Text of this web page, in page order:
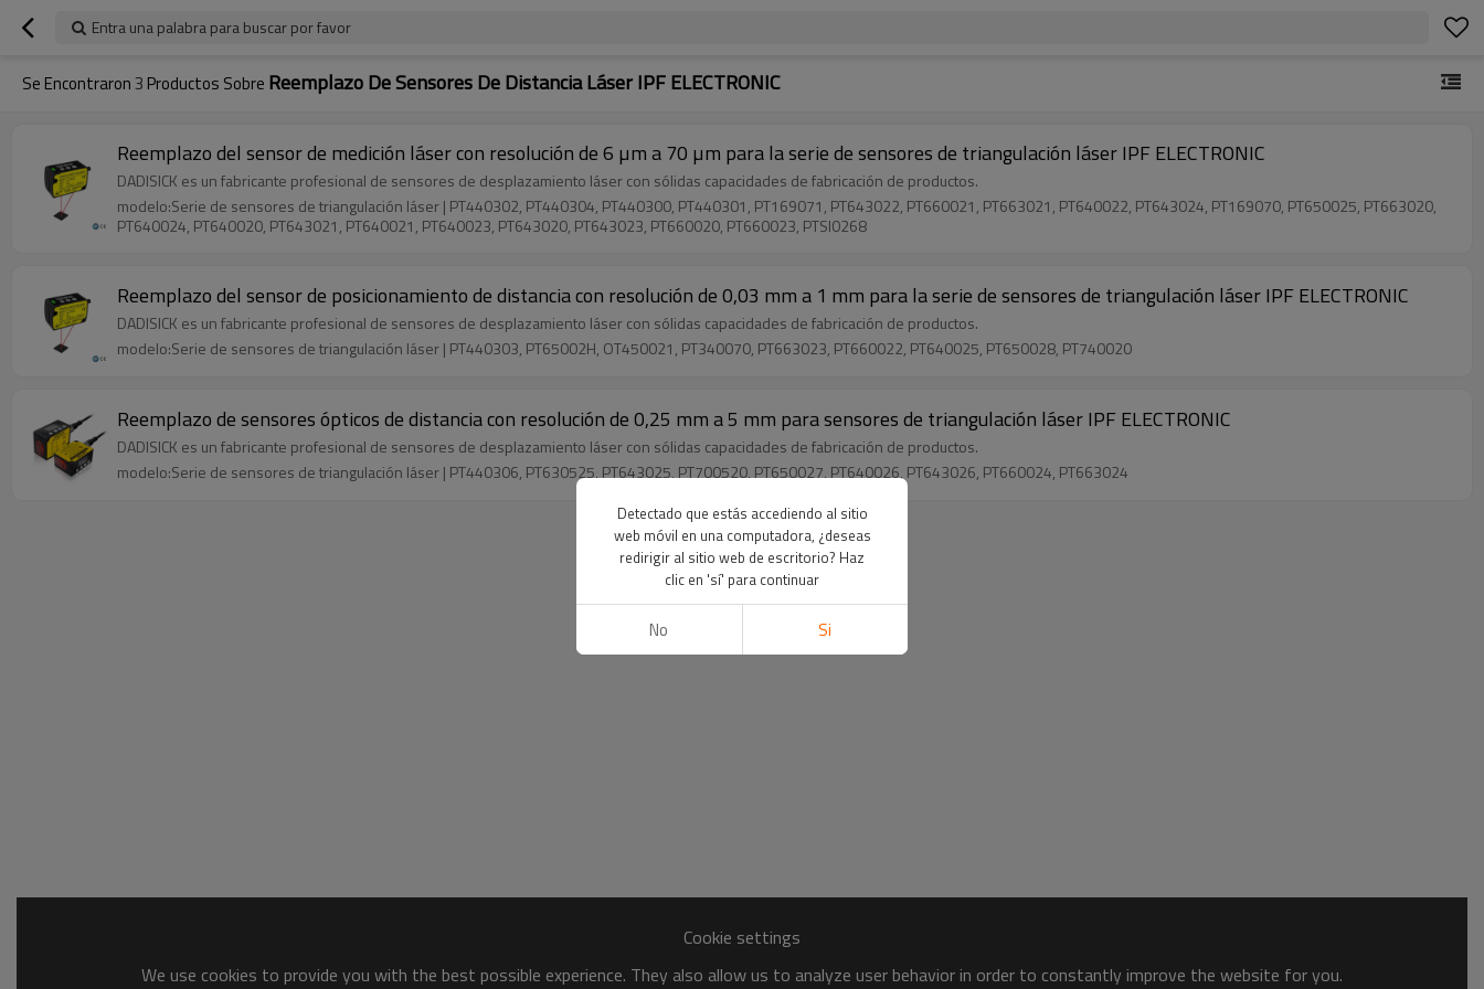
Entra una palabra para buscar por favor
Se Encontraron3 Productos Sobre Reemplazo De Sensores De Distancia Láser IPF ELECTRONIC
Reemplazo del sensor de medición láser con resolución de 6 µm a 70 µm para la serie de sensores de triangulación láser IPF ELECTRONIC
DADISICK es un fabricante profesional de sensores de desplazamiento láser con sólidas capacidades de fabricación de productos.
modelo:Serie de sensores de triangulación láser | PT440302, PT440304, PT440300, PT440301, PT169071, PT643022, PT660021, PT663021, PT640022, PT643024, PT169070, PT650025, PT663020,
PT640024, PT640020, PT643021, PT640021, PT640023, PT643020, PT643023, PT660020, PT660023, PTSI0268
Reemplazo del sensor de posicionamiento de distancia con resolución de 0,03 mm a 1 mm para la serie de sensores de triangulación láser IPF ELECTRONIC
DADISICK es un fabricante profesional de sensores de desplazamiento láser con sólidas capacidades de fabricación de productos.
modelo:Serie de sensores de triangulación láser | PT440303, PT65002H, OT450021, PT340070, PT663023, PT660022, PT640025, PT650028, PT740020
Reemplazo de sensores ópticos de distancia con resolución de 0,25 mm a 5 mm para sensores de triangulación láser IPF ELECTRONIC
DADISICK es un fabricante profesional de sensores de desplazamiento láser con sólidas capacidades de fabricación de productos.
modelo:Serie de sensores de triangulación láser | PT440306, PT630525, PT643025, PT700520, PT650027, PT640026, PT643026, PT660024, PT663024
Cookie settings
We use cookies to provide you with the best possible experience. They also allow us to analyze user behavior in order to constantly improve the website for you.
Detectado que estás accediendo al sitio
web móvil en una computadora, ¿deseas
redirigir al sitio web de escritorio? Haz
clic en 'sí' para continuar
No Si